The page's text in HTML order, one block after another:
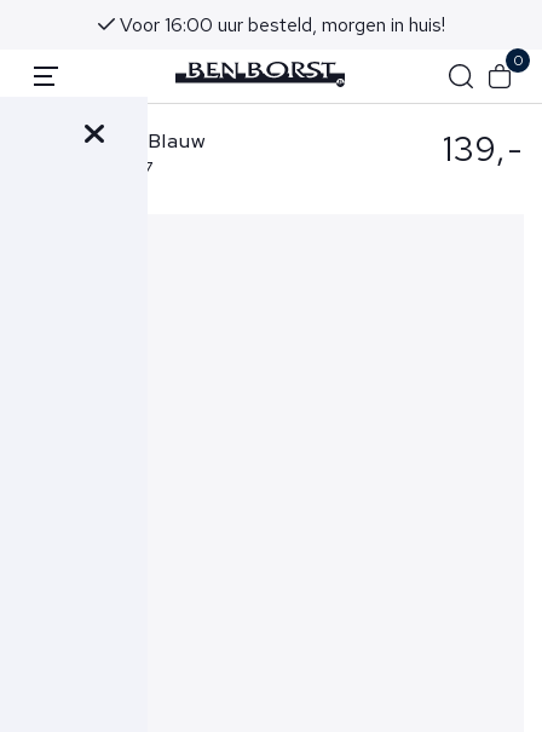
Voor 16:00 uur besteld, morgen in huis!
0
Replay Short Blauw
M9782A.8366197 139,-